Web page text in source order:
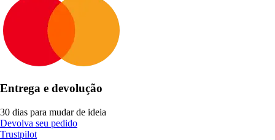
Entrega e devolução
30 dias para mudar de ideia
Devolva seu pedido
Trustpilot